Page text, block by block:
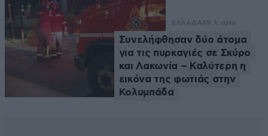
ΕΛΛΑΔΑ49 λ. πριν
Συνελήφθησαν δύο άτομα
για τις πυρκαγιές σε Σκύρο
και Λακωνία – Καλύτερη η
εικόνα της φωτιάς στην
Κολυμπάδα